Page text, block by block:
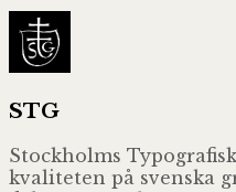
STG
Stockholms
kvaliteten på svenska